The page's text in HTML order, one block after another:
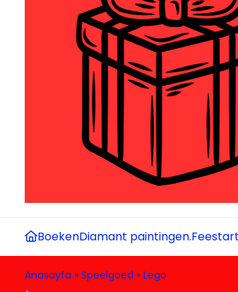
BoekenDiamant paintingen.
Anasayfa » Speelgoed » Lego